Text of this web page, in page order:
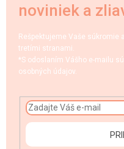
noviniek a
Rešpektujeme Vaše súkromie
tretími stranami.
*S odoslaním Vášho e-mailu
osobných údajov.